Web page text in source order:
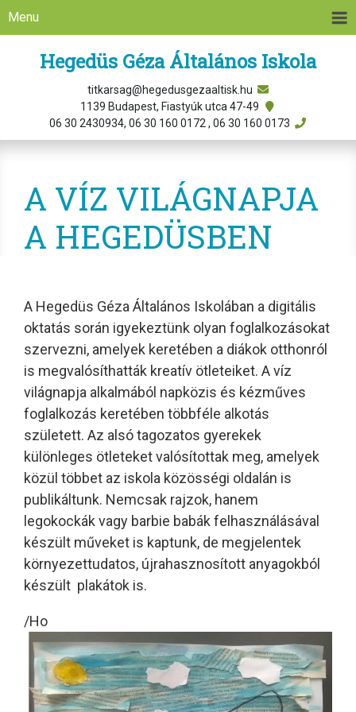
Menu
Hegedüs Géza Általános Iskola
titkarsag@hegedusgezaaltisk.hu
1139 Budapest, Fiastyúk utca 47-49
06 30 2430934, 06 30 160 0172 , 06 30 160 0173
A VÍZ VILÁGNAPJA
A HEGEDÜSBEN
A Hegedüs Géza Általános Iskolában a digitális
oktatás során igyekeztünk olyan foglalkozásokat
szervezni, amelyek keretében a diákok otthonról
is megvalósíthatták kreatív ötleteiket. A víz
világnapja alkalmából napközis és kézműves
foglalkozás keretében többféle alkotás
született. Az alsó tagozatos gyerekek
különleges ötleteket valósítottak meg, amelyek
közül többet az iskola közösségi oldalán is
publikáltunk. Nemcsak rajzok, hanem
legokockák vagy barbie babák felhasználásával
készült műveket is kaptunk, de megjelentek
környezettudatos, újrahasznosított anyagokból
készült plakátok is.
/Ho